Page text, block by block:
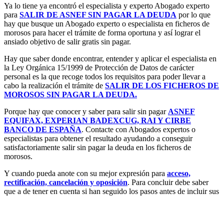
Ya lo tiene ya encontró el especialista y experto Abogado experto
para SALIR DE ASNEF SIN PAGAR LA DEUDA por lo que
hay que busque un Abogado experto o especialista en ficheros de
morosos para hacer el trámite de forma oportuna y así lograr el
ansiado objetivo de salir gratis sin pagar.
Hay que saber donde encontrar, entender y aplicar el especialista en
la Ley Orgánica 15/1999 de Protección de Datos de carácter
personal es la que recoge todos los requisitos para poder llevar a
cabo la realización el trámite de SALIR DE LOS FICHEROS DE
MOROSOS SIN PAGAR LA DEUDA.
Porque hay que conocer y saber para salir sin pagar ASNEF
EQUIFAX, EXPERIAN BADEXCUG, RAI Y CIRBE
BANCO DE ESPAÑA. Contacte con Abogados expertos o
especialistas para obtener el resultado ayudando a conseguir
satisfactoriamente salir sin pagar la deuda en los ficheros de
morosos.
Y cuando pueda anote con su mejor expresión para acceso,
rectificación, cancelación y oposición. Para concluir debe saber
que a de tener en cuenta si han seguido los pasos antes de incluir sus